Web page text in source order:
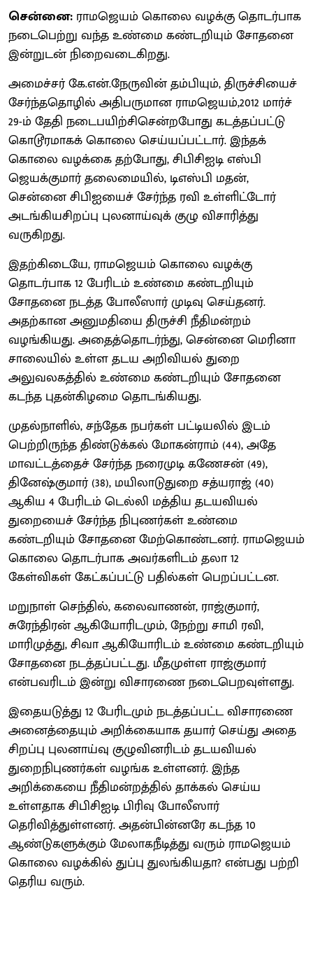
சென்னை: ராமஜெயம் கொலை வழக்கு தொடர்பாக
நடைபெற்று வந்த உண்மை கண்டறியும் சோதனை
இன்றுடன் நிறைவடைகிறது.
அமைச்சர் கே.என்.நேருவின் தம்பியும், திருச்சியைச்
சேர்ந்ததொழில் அதிபருமான ராமஜெயம்,2012 மார்ச்
29-ம் தேதி நடைபயிற்சிசென்றபோது கடத்தப்பட்டு
கொடூரமாகக் கொலை செய்யப்பட்டார். இந்தக்
கொலை வழக்கை தற்போது, சிபிசிஐடி எஸ்பி
ஜெயக்குமார் தலைமையில், டிஎஸ்பி மதன்,
சென்னை சிபிஐயைச் சேர்ந்த ரவி உள்ளிட்டோர்
அடங்கியசிறப்பு புலனாய்வுக் குழு விசாரித்து
வருகிறது.
இதற்கிடையே, ராமஜெயம் கொலை வழக்கு
தொடர்பாக 12 பேரிடம் உண்மை கண்டறியும்
சோதனை நடத்த போலீஸார் முடிவு செய்தனர்.
அதற்கான அனுமதியை திருச்சி நீதிமன்றம்
வழங்கியது. அதைத்தொடர்ந்து, சென்னை மெரினா
சாலையில் உள்ள தடய அறிவியல் துறை
அலுவலகத்தில் உண்மை கண்டறியும் சோதனை
கடந்த புதன்கிழமை தொடங்கியது.
முதல்நாளில், சந்தேக நபர்கள் பட்டியலில் இடம்
பெற்றிருந்த திண்டுக்கல் மோகன்ராம் (44), அதே
மாவட்டத்தைச் சேர்ந்த நரைமுடி கணேசன் (49),
தினேஷ்குமார் (38), மயிலாடுதுறை சத்யராஜ் (40)
ஆகிய 4 பேரிடம் டெல்லி மத்திய தடயவியல்
துறையைச் சேர்ந்த நிபுணர்கள் உண்மை
கண்டறியும் சோதனை மேற்கொண்டனர். ராமஜெயம்
கொலை தொடர்பாக அவர்களிடம் தலா 12
கேள்விகள் கேட்கப்பட்டு பதில்கள் பெறப்பட்டன.
மறுநாள் செந்தில், கலைவாணன், ராஜ்குமார்,
சுரேந்திரன் ஆகியோரிடமும், நேற்று சாமி ரவி,
மாரிமுத்து, சிவா ஆகியோரிடம் உண்மை கண்டறியும்
சோதனை நடத்தப்பட்டது. மீதமுள்ள ராஜ்குமார்
என்பவரிடம் இன்று விசாரணை நடைபெறவுள்ளது.
இதையடுத்து 12 பேரிடமும் நடத்தப்பட்ட விசாரணை
அனைத்தையும் அறிக்கையாக தயார் செய்து அதை
சிறப்பு புலனாய்வு குழுவினரிடம் தடயவியல்
துறைநிபுணர்கள் வழங்க உள்ளனர். இந்த
அறிக்கையை நீதிமன்றத்தில் தாக்கல் செய்ய
உள்ளதாக சிபிசிஐடி பிரிவு போலீஸார்
தெரிவித்துள்ளனர். அதன்பின்னரே கடந்த 10
ஆண்டுகளுக்கும் மேலாகநீடித்து வரும் ராமஜெயம்
கொலை வழக்கில் துப்பு துலங்கியதா? என்பது பற்றி
தெரிய வரும்.